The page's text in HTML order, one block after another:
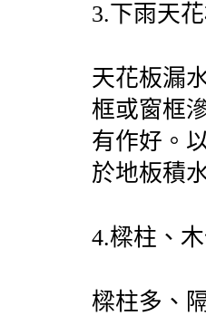
3.下雨天
天花板漏
框或窗框
有作好。
於地板積
4.樑柱、
樑柱多、